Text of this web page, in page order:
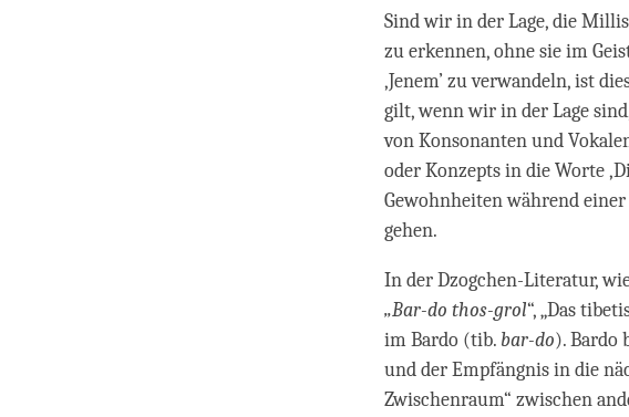
Sind wir in der Lage, die
zu erkennen, ohne sie im
‚Jenem’ zu verwandeln, ist
gilt, wenn wir in der Lage
von Konsonanten und
oder Konzepts in die Worte
Gewohnheiten während
gehen.
In der Dzogchen-Literatur,
„Bar-do thos-grol“, „Das
im Bardo (tib. bar-do). Bardo
und der Empfängnis in die
Zwischenraum“ zwischen